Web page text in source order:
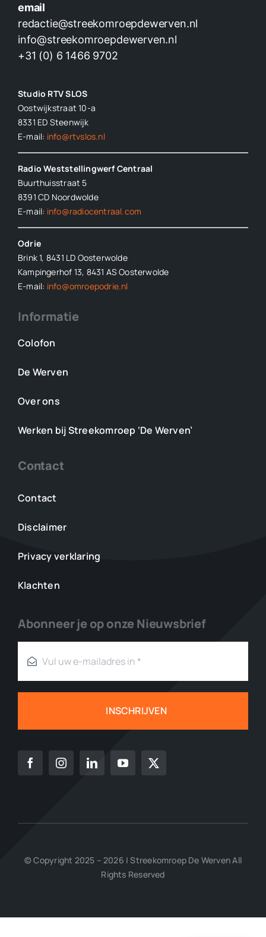
email
redactie@streekomroepdewerven.nl
info@streekomroepdewerven.nl
+31 (0) 6 1466 9702
Studio RTV SLOS
Oostwijkstraat 10-a
8331 ED Steenwijk
E-mail: info@rtvslos.nl
Radio Weststellingwerf Centraal
Buurthuisstraat 5
8391 CD Noordwolde
E-mail: info@radiocentraal.com
Odrie
Brink 1, 8431 LD Oosterwolde
Kampingerhof 13, 8431 AS Oosterwolde
E-mail: info@omroepodrie.nl
Informatie
Colofon
De Werven
Over ons
Werken bij Streekomroep ‘De Werven’
Contact
Contact
Disclaimer
Privacy verklaring
Klachten
Abonneer je op onze Nieuwsbrief
INSCHRIJVEN
© Copyright 2025 – 2026 | Streekomroep De Werven All
Rights Reserved